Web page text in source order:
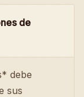
de
debe
sus